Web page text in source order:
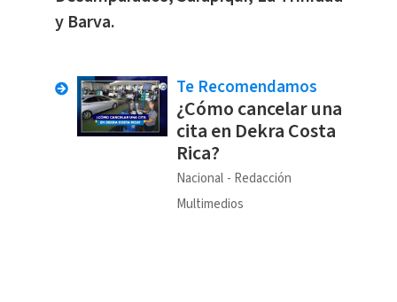
y Barva.
Te Recomendamos
¿Cómo cancelar una
cita en Dekra Costa
Rica?
Nacional
Redacción
Multimedios